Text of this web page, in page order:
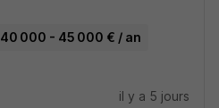
40 000 - 45 000 € / an
il y a 5 jours